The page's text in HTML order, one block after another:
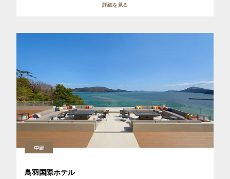
詳細を見る
中部
鳥羽国際ホテル